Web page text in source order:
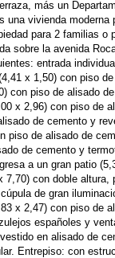
más un
una vivienda moderna
para 2 familias o
sobre la avenida
entrada
x 1,50) con piso de
con piso de alisado
x 2,96) con piso de
de cemento y
piso de alisado de
de cemento y
a un gran patio
7,70) con doble altura,
de gran
x 2,47) con piso de
españoles y
en alisado de
Entrepiso: con